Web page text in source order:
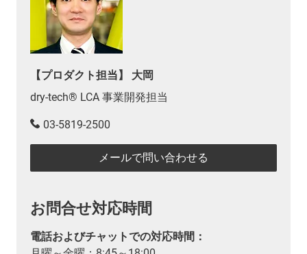
【プロダクト担当】 大岡
dry-tech® LCA 事業開発担当
03-5819-2500
メールで問い合わせる
お問合せ対応時間
電話およびチャットでの対応時間：